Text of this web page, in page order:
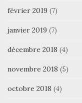
février 2019 (7)
janvier 2019 (7)
décembre 2018 (4)
novembre 2018 (5)
octobre 2018 (4)